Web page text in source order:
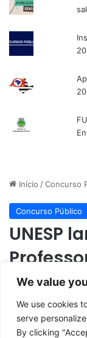
We value
We use cookies
serve
By clicking